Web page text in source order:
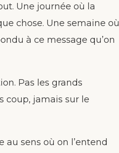
Une journée où la
chose. Une semaine où
à ce message qu’on
Pas les grands
coup, jamais sur le
au sens où on l’entend